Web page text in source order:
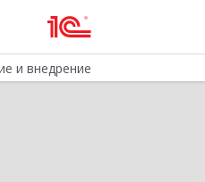
и внедрение